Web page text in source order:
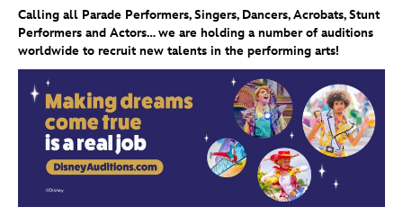
Calling all Parade Performers, Singers, Dancers, Acrobats, Stunt
Performers and Actors… we are holding a number of auditions
worldwide to recruit new talents in the performing arts!